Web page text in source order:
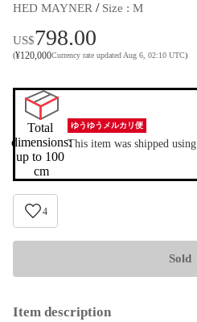
HED MAYNER / Size : M
US$798.00
(¥120,000Currency rate updated Aug 6, 02:10 UTC)
Total
dimensions:
up to 100
cm
ゆうゆうメルカリ便
This item was shipped using
4
Sold
Item description